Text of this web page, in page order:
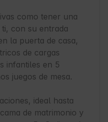
como tener una
con su entrada
la puerta de casa,
de cargas
infantiles en 5
juegos de mesa.
ideal hasta
de matrimonio y